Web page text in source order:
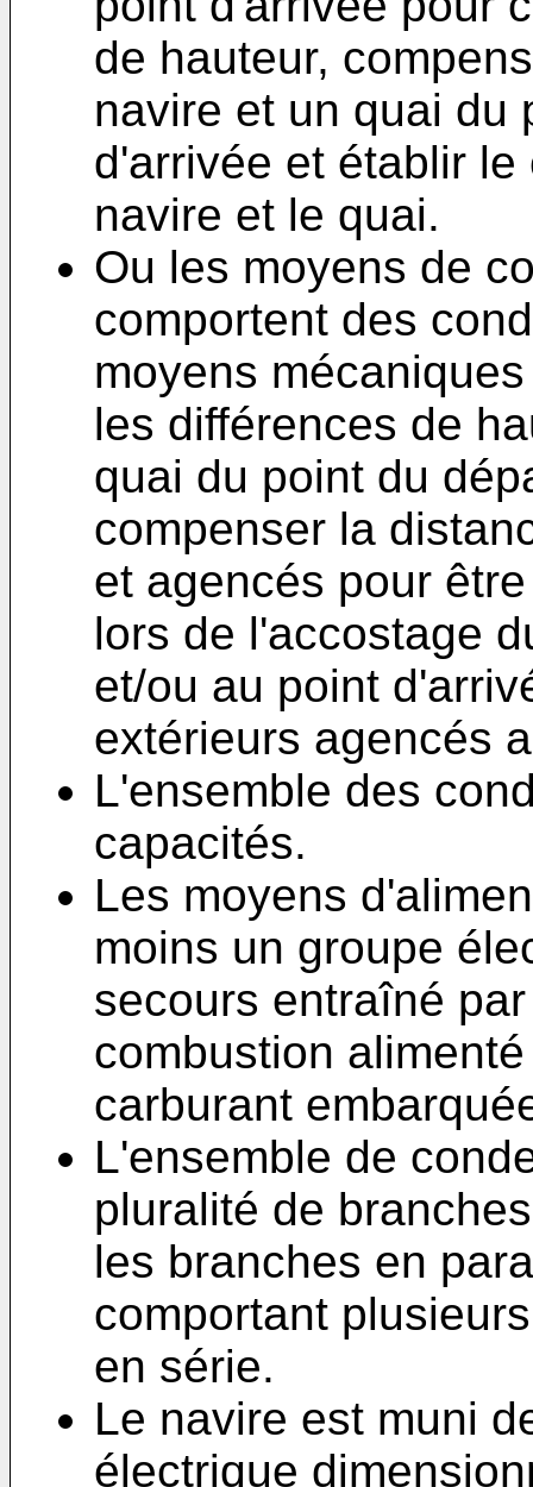
de hauteur,
navire et un quai du
d'arrivée et établir
navire et le quai.
Ou les moyens de
comportent des
moyens
les différences de
quai du point du
compenser la
et agencés pour
lors de l'accostage
et/ou au point
extérieurs agencés
L'ensemble des
capacités.
Les moyens
moins un groupe
secours entraîné
combustion
carburant
L'ensemble de
pluralité de
les branches en
comportant
en série.
Le navire est muni
électrique